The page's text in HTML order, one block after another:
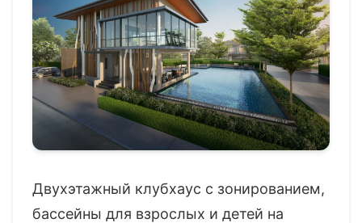
Двухэтажный клубхаус с зонированием,
бассейны для взрослых и детей на